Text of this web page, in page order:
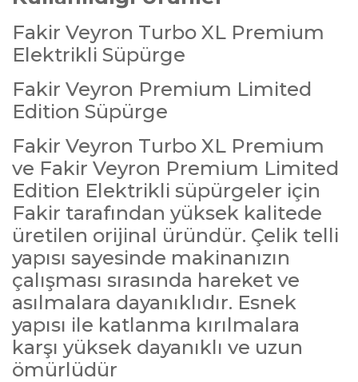
Fakir Veyron Turbo XL Premium
Elektrikli Süpürge
Fakir Veyron Premium Limited
Edition Süpürge
Fakir Veyron Turbo XL Premium
ve Fakir Veyron Premium Limited
Edition Elektrikli süpürgeler için
Fakir tarafından yüksek kalitede
üretilen orijinal üründür. Çelik telli
yapısı sayesinde makinanızın
çalışması sırasında hareket ve
asılmalara dayanıklıdır. Esnek
yapısı ile katlanma kırılmalara
karşı yüksek dayanıklı ve uzun
ömürlüdür